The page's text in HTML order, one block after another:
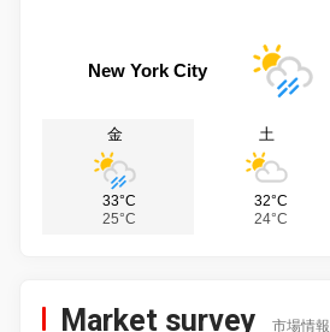
New York City
金
33°C
25°C
土
32°C
24°C
Market survey 市場情報